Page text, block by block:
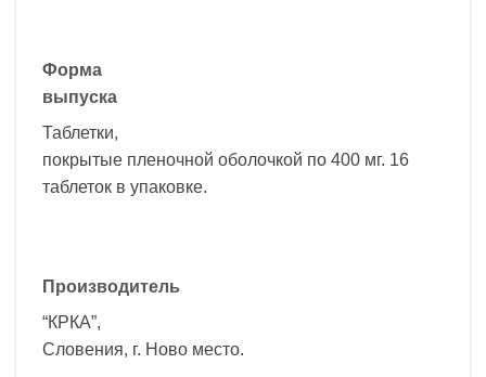
Форма
выпуска
Таблетки,
покрытые пленочной оболочкой по 400 мг. 16
таблеток в упаковке.
Производитель
“КРКА”,
Словения, г. Ново место.